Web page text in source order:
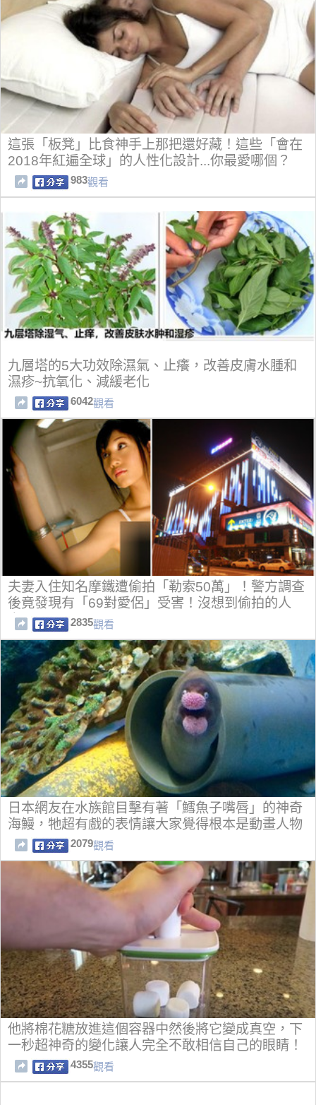
這張「板凳」比食神手上那把還好藏！這些「會在
2018年紅遍全球」的人性化設計...你最愛哪個？
983觀看
九層塔的5大功效除濕氣、止癢，改善皮膚水腫和
濕疹~抗氧化、減緩老化
6042觀看
夫妻入住知名摩鐵遭偷拍「勒索50萬」！警方調查
後竟發現有「69對愛侶」受害！沒想到偷拍的人
竟…
2835觀看
日本網友在水族館目擊有著「鱈魚子嘴唇」的神奇
海鰻，牠超有戲的表情讓大家覺得根本是動畫人物
啊！
2079觀看
他將棉花糖放進這個容器中然後將它變成真空，下
一秒超神奇的變化讓人完全不敢相信自己的眼睛！
4355觀看